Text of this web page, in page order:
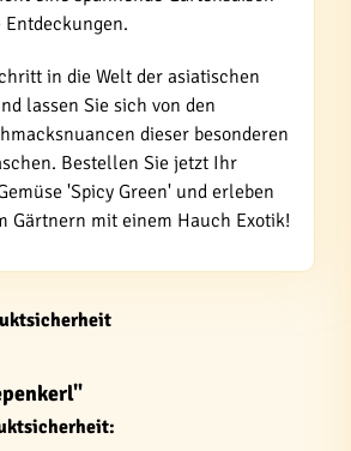
in die Welt der asiatischen
lassen Sie sich von den
dieser besonderen
Bestellen Sie jetzt Ihr
'Spicy Green' und erleben
Gärtnern mit einem Hauch Exotik!